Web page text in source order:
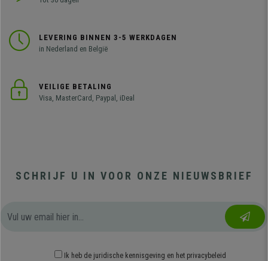
LEVERING BINNEN 3-5 WERKDAGEN
in Nederland en België
VEILIGE BETALING
Visa, MasterCard, Paypal, iDeal
SCHRIJF U IN VOOR ONZE NIEUWSBRIEF
Ik heb de juridische kennisgeving en het privacybeleid